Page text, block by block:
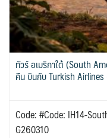
KORS เกาหลีใต้ 2
LAO ลาว 0
MYS มาเลเซีย 0
MNG มองโกเลีย 2
PHL ฟิลิปปินส์
CYP ไซปรัส 0
CZE เช็ก 0
FRO หมู่เกาะแฟโร 2
GEO จอร์เจีย 10
GRL กรีนแลนด์
MLT มอลต้า
ทัวร์ อันซีน ประเทศแป
เอธิโอเปีย - Ethiopia
ทัวร์ อเมริกาใต้ (South
คืน บินกับ Turkish Airlines
Code: #Code: IH14-
G260310